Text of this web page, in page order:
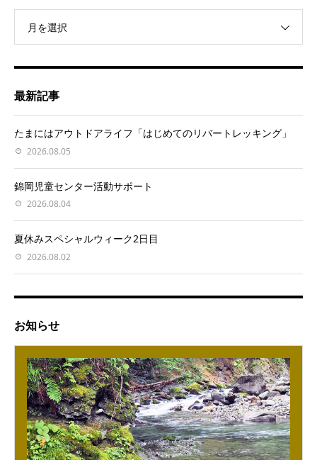
月を選択
最新記事
たまにはアウトドアライフ「はじめてのリバートレッキング」
2026.08.05
錦岡児童センター活動サポート
2026.08.04
夏休みスペシャルウィーク2日目
2026.08.02
お知らせ